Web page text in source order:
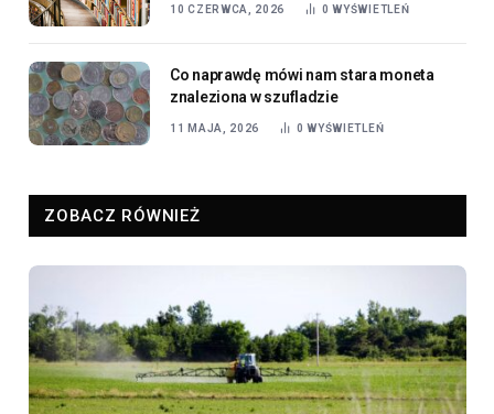
10 CZERWCA, 2026 0WYŚWIETLEŃ
Co naprawdę mówi nam stara moneta
znaleziona w szufladzie
11 MAJA, 2026 0WYŚWIETLEŃ
ZOBACZ RÓWNIEŻ